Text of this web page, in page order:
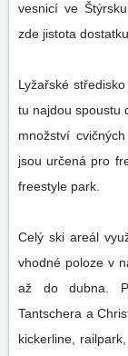
vesnicí ve
zde jistota
Lyžařské
tu najdou spoustu
množství
jsou určená pro
freestyle park.
Celý ski areál
vhodné poloze v
až do dubna. Pro snowboardisty vytvořil team Markuse
Tantschera a
kickerline,